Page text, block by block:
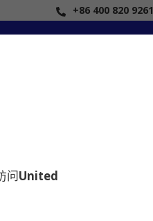
+86 400 820 9261
问United